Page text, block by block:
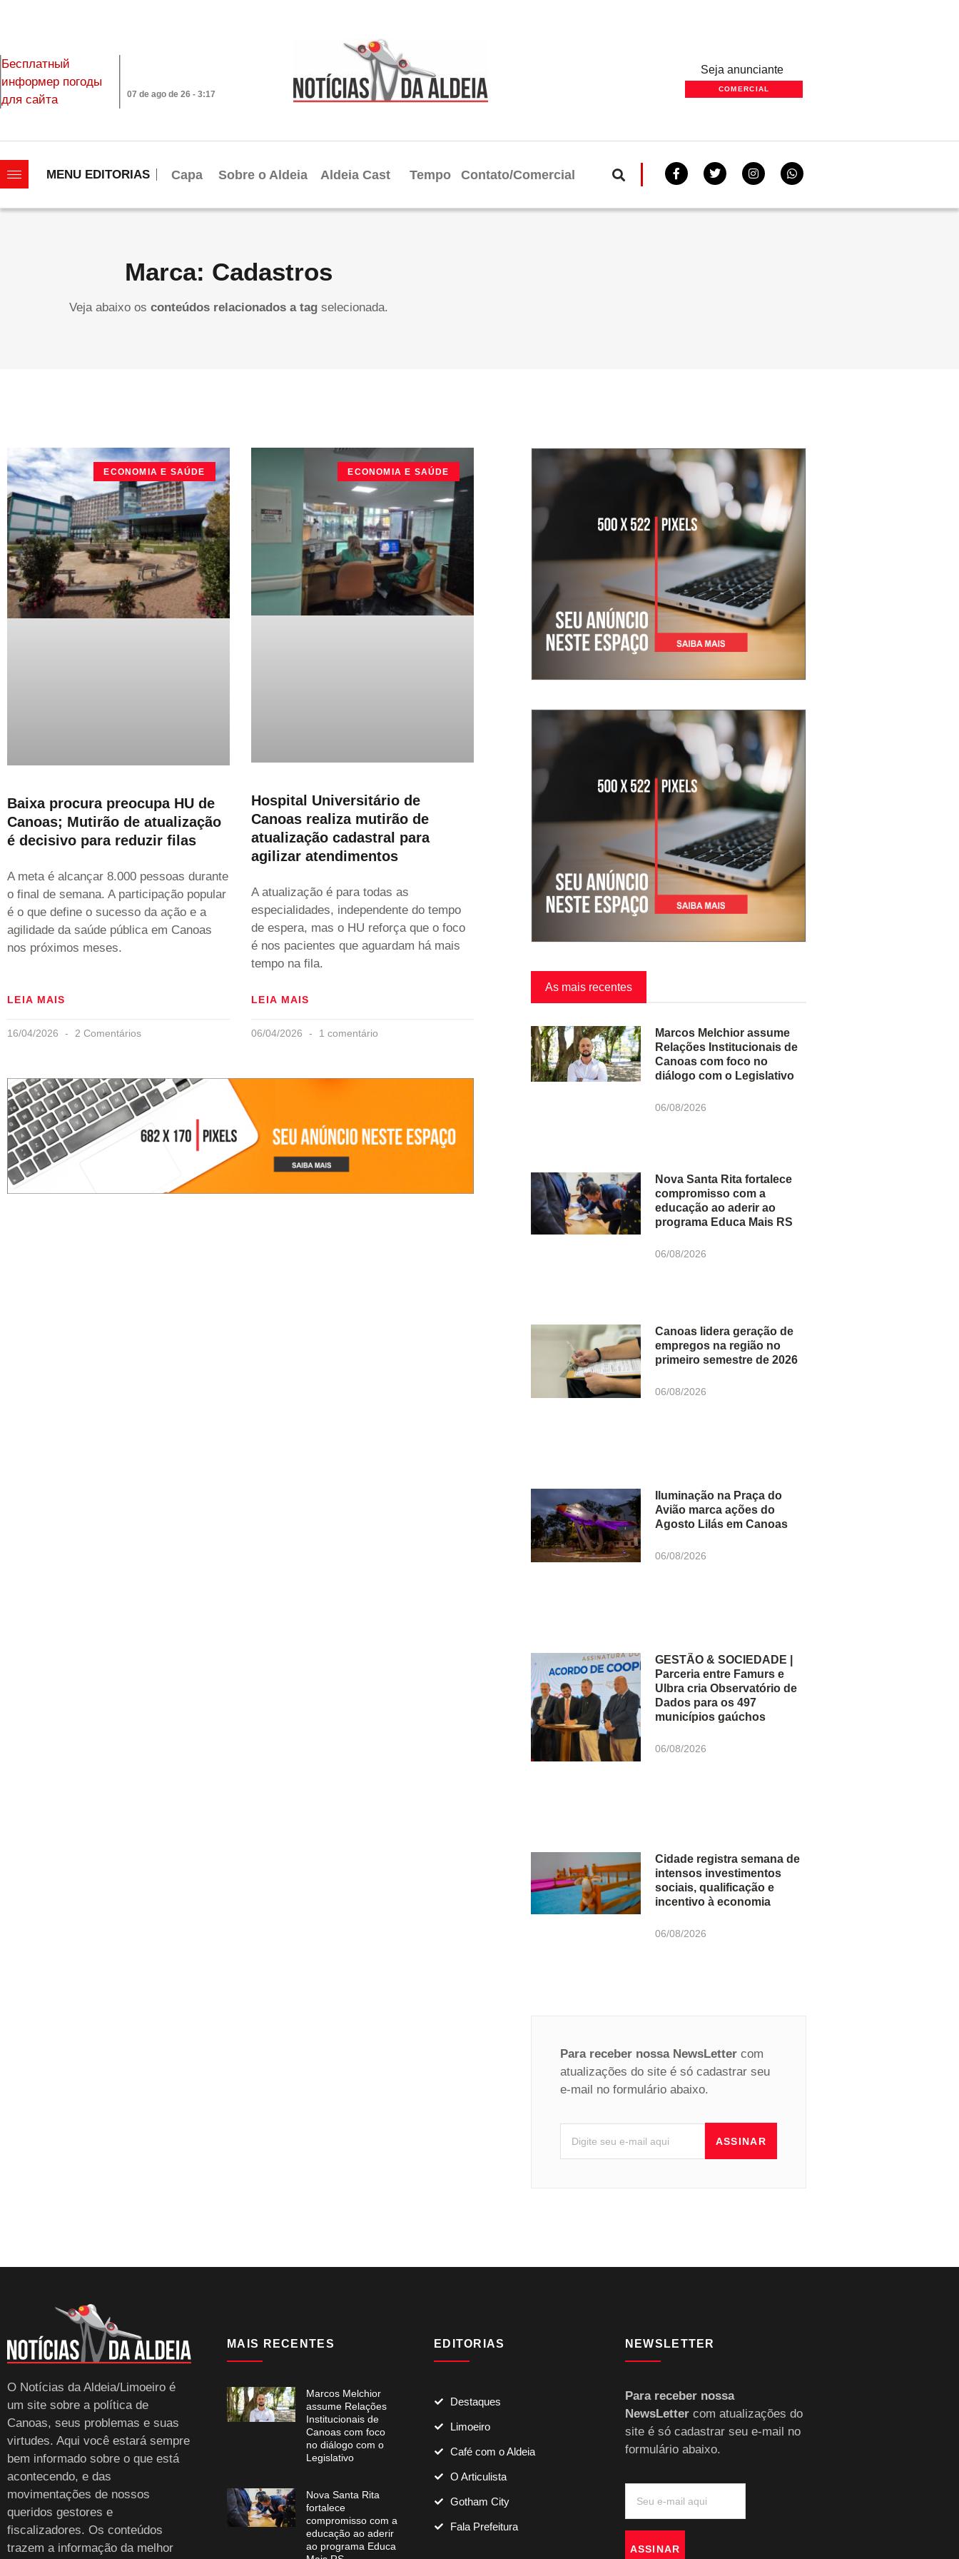
Бесплатный
информер погоды
для сайта
07 de ago de 26 - 3:17
Seja anunciante
COMERCIAL
MENU EDITORIAS Capa Sobre o Aldeia Aldeia Cast Tempo Contato/Comercial
Marca: Cadastros
Veja abaixo os conteúdos relacionados a tagselecionada.
ECONOMIA E SAÚDE
Baixa procura preocupa HU de
Canoas; Mutirão de atualização
é decisivo para reduzir filas
A meta é alcançar 8.000 pessoas durante
o final de semana. A participação popular
é o que define o sucesso da ação e a
agilidade da saúde pública em Canoas
nos próximos meses.
LEIA MAIS
16/04/2026 2 Comentários
ECONOMIA E SAÚDE
Hospital Universitário de
Canoas realiza mutirão de
atualização cadastral para
agilizar atendimentos
A atualização é para todas as
especialidades, independente do tempo
de espera, mas o HU reforça que o foco
é nos pacientes que aguardam há mais
tempo na fila.
LEIA MAIS
06/04/2026 1 comentário
As mais recentes
Marcos Melchior assume
Relações Institucionais de
Canoas com foco no
diálogo com o Legislativo
06/08/2026
Nova Santa Rita fortalece
compromisso com a
educação ao aderir ao
programa Educa Mais RS
06/08/2026
Canoas lidera geração de
empregos na região no
primeiro semestre de 2026
06/08/2026
Iluminação na Praça do
Avião marca ações do
Agosto Lilás em Canoas
06/08/2026
GESTÃO & SOCIEDADE |
Parceria entre Famurs e
Ulbra cria Observatório de
Dados para os 497
municípios gaúchos
06/08/2026
Cidade registra semana de
intensos investimentos
sociais, qualificação e
incentivo à economia
06/08/2026
Para receber nossa NewsLetter com
atualizações do site é só cadastrar seu
e-mail no formulário abaixo.
ASSINAR
O Notícias da Aldeia/Limoeiro é
um site sobre a política de
Canoas, seus problemas e suas
virtudes. Aqui você estará sempre
bem informado sobre o que está
acontecendo, e das
movimentações de nossos
queridos gestores e
fiscalizadores. Os conteúdos
trazem a informação da melhor
MAIS RECENTES
Marcos Melchior
assume Relações
Institucionais de
Canoas com foco
no diálogo com o
Legislativo
Nova Santa Rita
fortalece
compromisso com a
educação ao aderir
ao programa Educa
EDITORIAS
Destaques
Limoeiro
Café com o Aldeia
O Articulista
Gotham City
Fala Prefeitura
NEWSLETTER
Para receber nossa
NewsLettercom atualizações do
site é só cadastrar seu e-mail no
formulário abaixo.
ASSINAR